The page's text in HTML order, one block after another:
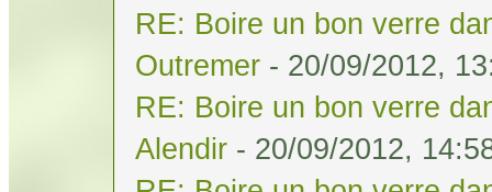
RE: Boire un bon verre
Outremer - 20/09/2012,
RE: Boire un bon verre
Alendir - 20/09/2012,